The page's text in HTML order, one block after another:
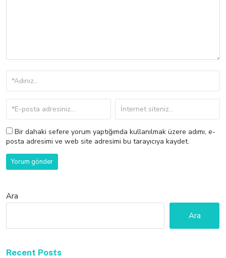
Bir dahaki sefere yorum yaptığımda kullanılmak üzere adımı, e-
posta adresimi ve web site adresimi bu tarayıcıya kaydet.
Ara
Ara
Recent Posts